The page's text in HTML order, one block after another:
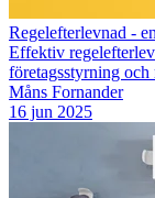
Regelefterlevnad -
Effektiv
företagsstyrning
Måns Fornander
16 jun 2025